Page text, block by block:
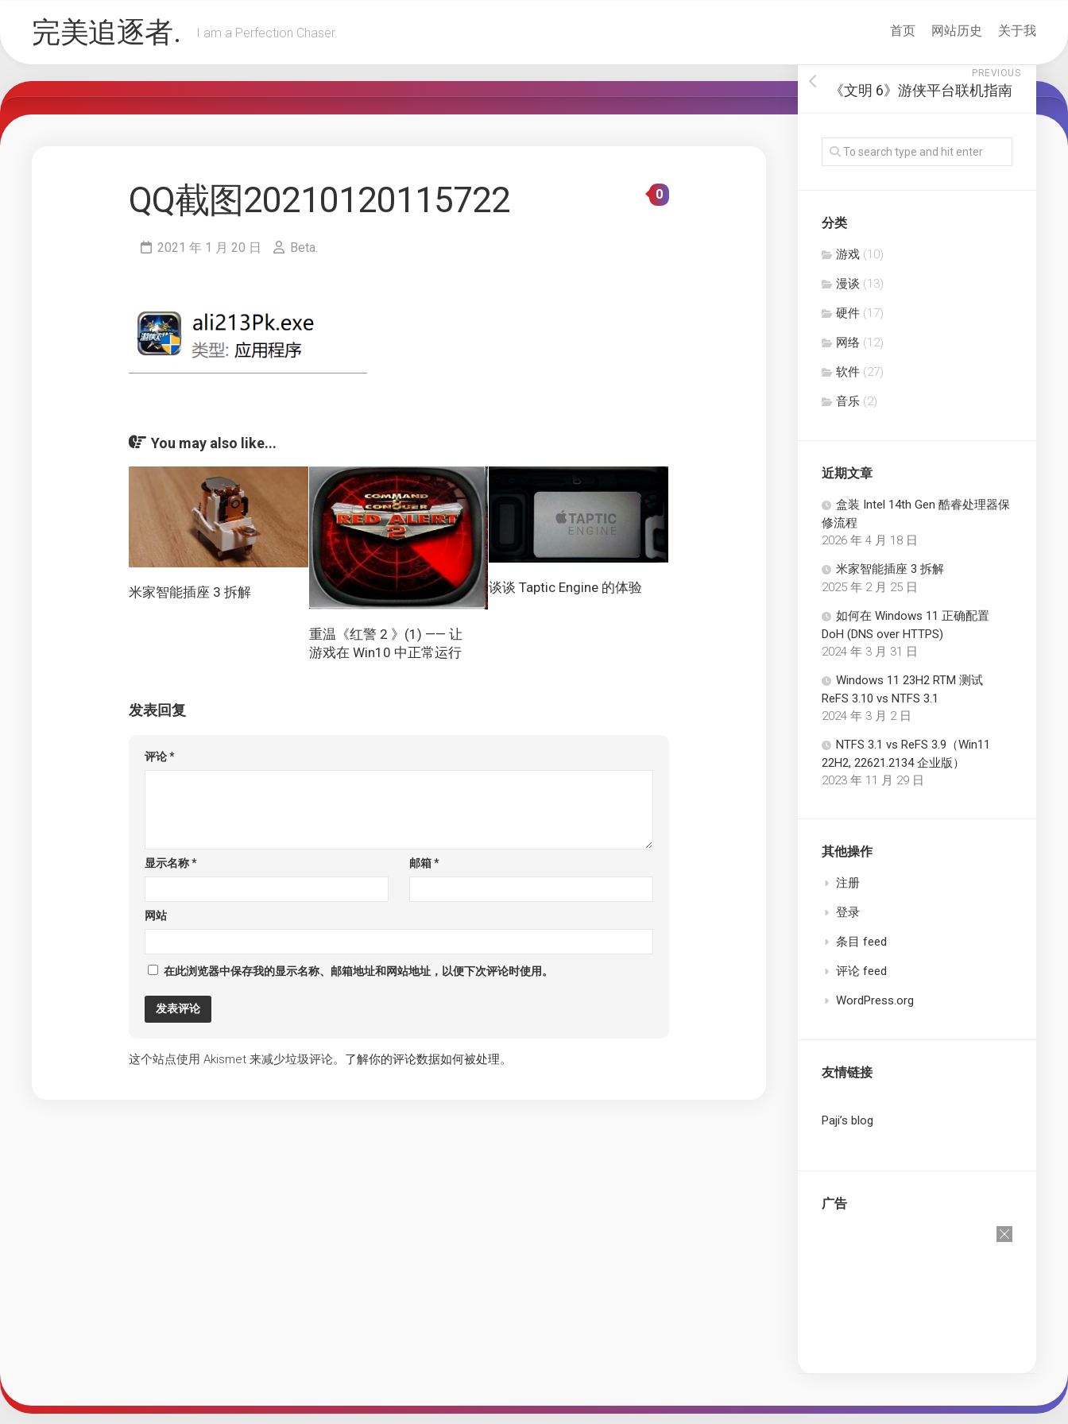
content完美追逐者. I am a Perfection Chaser. 首页 网站历史 关于我
QQ截图20210120115722
2021 年 1 月 20 日 Beta.
0
You may also like...
米家智能插座 3 拆解
重温《红警 2 》(1) —— 让
游戏在 Win10 中正常运行
谈谈 Taptic Engine 的体验
发表回复
评论*
显示名称* 邮箱*
网站
在此浏览器中保存我的显示名称、邮箱地址和网站地址，以便下次评论时使用。
这个站点使用 Akismet 来减少垃圾评论。 了解你的评论数据如何被处理。
PREVIOUS
《文明 6》游侠平台联机指南
分类
游戏 (10)
漫谈 (13)
硬件 (17)
网络 (12)
软件 (27)
音乐 (2)
近期文章
盒装 Intel 14th Gen 酷睿处理器保
修流程
2026 年 4 月 18 日
米家智能插座 3 拆解
2025 年 2 月 25 日
如何在 Windows 11 正确配置
DoH (DNS over HTTPS)
2024 年 3 月 31 日
Windows 11 23H2 RTM 测试
ReFS 3.10 vs NTFS 3.1
2024 年 3 月 2 日
NTFS 3.1 vs ReFS 3.9（Win11
22H2, 22621.2134 企业版）
2023 年 11 月 29 日
其他操作
注册
登录
条目 feed
评论 feed
WordPress.org
友情链接
Paji’s blog
广告